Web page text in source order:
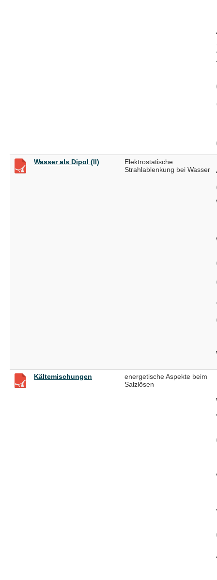
Wasser als Dipol (II)
Elektrostatische
Strahlablenkung bei Wasser
Kältemischungen
energetische Aspekte beim
Salzlösen